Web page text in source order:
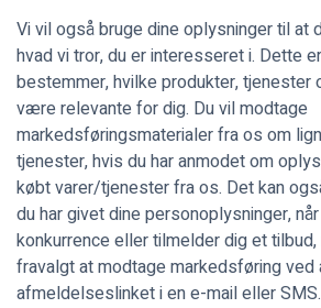
Vi vil også bruge dine oplysninger til at
hvad vi tror, du er interesseret i. Dette
bestemmer, hvilke produkter, tjenester
være relevante for dig. Du vil modtage
markedsføringsmaterialer fra os om
tjenester, hvis du har anmodet om
købt varer/tjenester fra os. Det kan
du har givet dine personoplysninger,
konkurrence eller tilmelder dig et
fravalgt at modtage markedsføring ved
afmeldelseslinket i en e-mail eller SMS.